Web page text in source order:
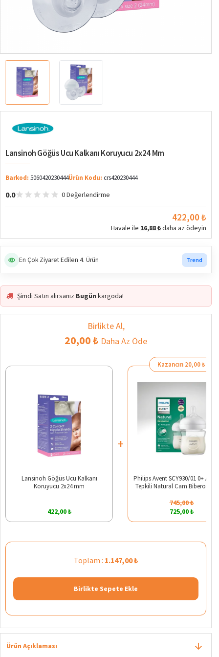
Lansinoh Göğüs Ucu Kalkanı Koruyucu 2x24 Mm
Barkod: 5060420230444Ürün Kodu: crs420230444
0.0 0 Değerlendirme
422,00 ₺
Havale ile 16,88 ₺daha az ödeyin
En Çok Ziyaret Edilen 4. Ürün Trend
Şimdi Satın alırsanız Bugün kargoda!
Birlikte Al,
20,00 ₺ Daha Az Öde
Lansinoh Göğüs Ucu Kalkanı
Koruyucu 2x24 mm
422,00 ₺
+
Kazancın 20,00 ₺
Philips Avent SCY930/01 0+ Ay
Tepkili Natural Cam Biberon
745,00 ₺
725,00 ₺
Toplam : 1.147,00 ₺
Birlikte Sepete Ekle
Ürün Açıklaması